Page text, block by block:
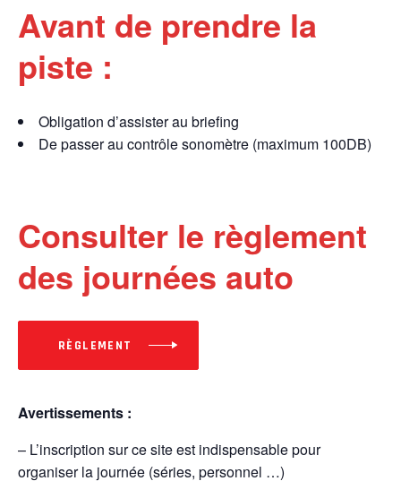
Avant de prendre la
piste :
Obligation d’assister au briefing
De passer au contrôle sonomètre (maximum 100DB)
Consulter le règlement
des journées auto
RÈGLEMENT
Avertissements :
– L’inscription sur ce site est indispensable pour
organiser la journée (séries, personnel …)